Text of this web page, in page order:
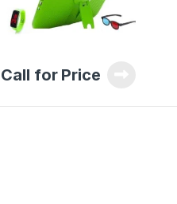
Call for Price